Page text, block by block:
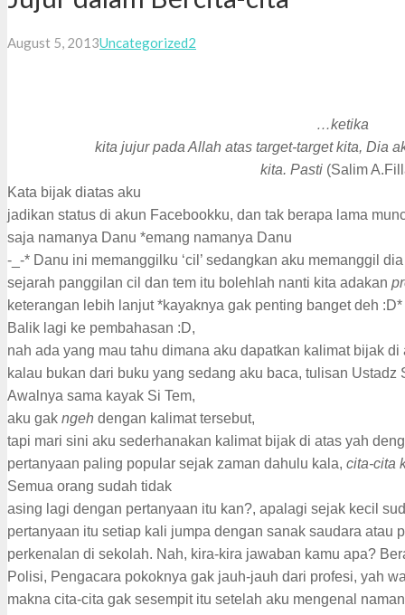
August 5, 2013Uncategorized2
…ketika
kita jujur pada Allah atas target-target kita, Dia
kita. Pasti (Salim
Kata bijak diatas aku
jadikan status di akun Facebookku, dan tak berapa lama
saja namanya Danu *emang namanya Danu
-_-* Danu ini memanggilku ‘cil’ sedangkan aku memanggil dia
sejarah panggilan cil dan tem itu bolehlah nanti kita adakan
keterangan lebih lanjut *kayaknya gak penting banget deh :D*
Balik lagi ke pembahasan :D,
nah ada yang mau tahu dimana aku dapatkan kalimat bijak di
kalau bukan dari buku yang sedang aku baca, tulisan Ustadz
Awalnya sama kayak Si Tem,
aku gak ngeh dengan kalimat tersebut,
tapi mari sini aku sederhanakan kalimat bijak di atas yah
pertanyaan paling popular sejak zaman dahulu kala, cita-cita
Semua orang sudah tidak
asing lagi dengan pertanyaan itu kan?, apalagi sejak kecil
pertanyaan itu setiap kali jumpa dengan sanak saudara atau
perkenalan di sekolah. Nah, kira-kira jawaban kamu apa?
Polisi, Pengacara pokoknya gak jauh-jauh dari profesi, yah
makna cita-cita gak sesempit itu setelah aku mengenal